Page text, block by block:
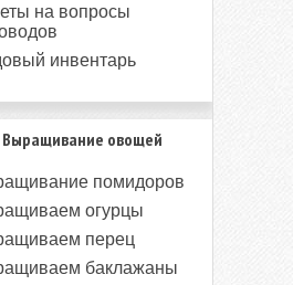
на вопросы
инвентарь
Выращивание овощей
помидоров
огурцы
перец
баклажаны